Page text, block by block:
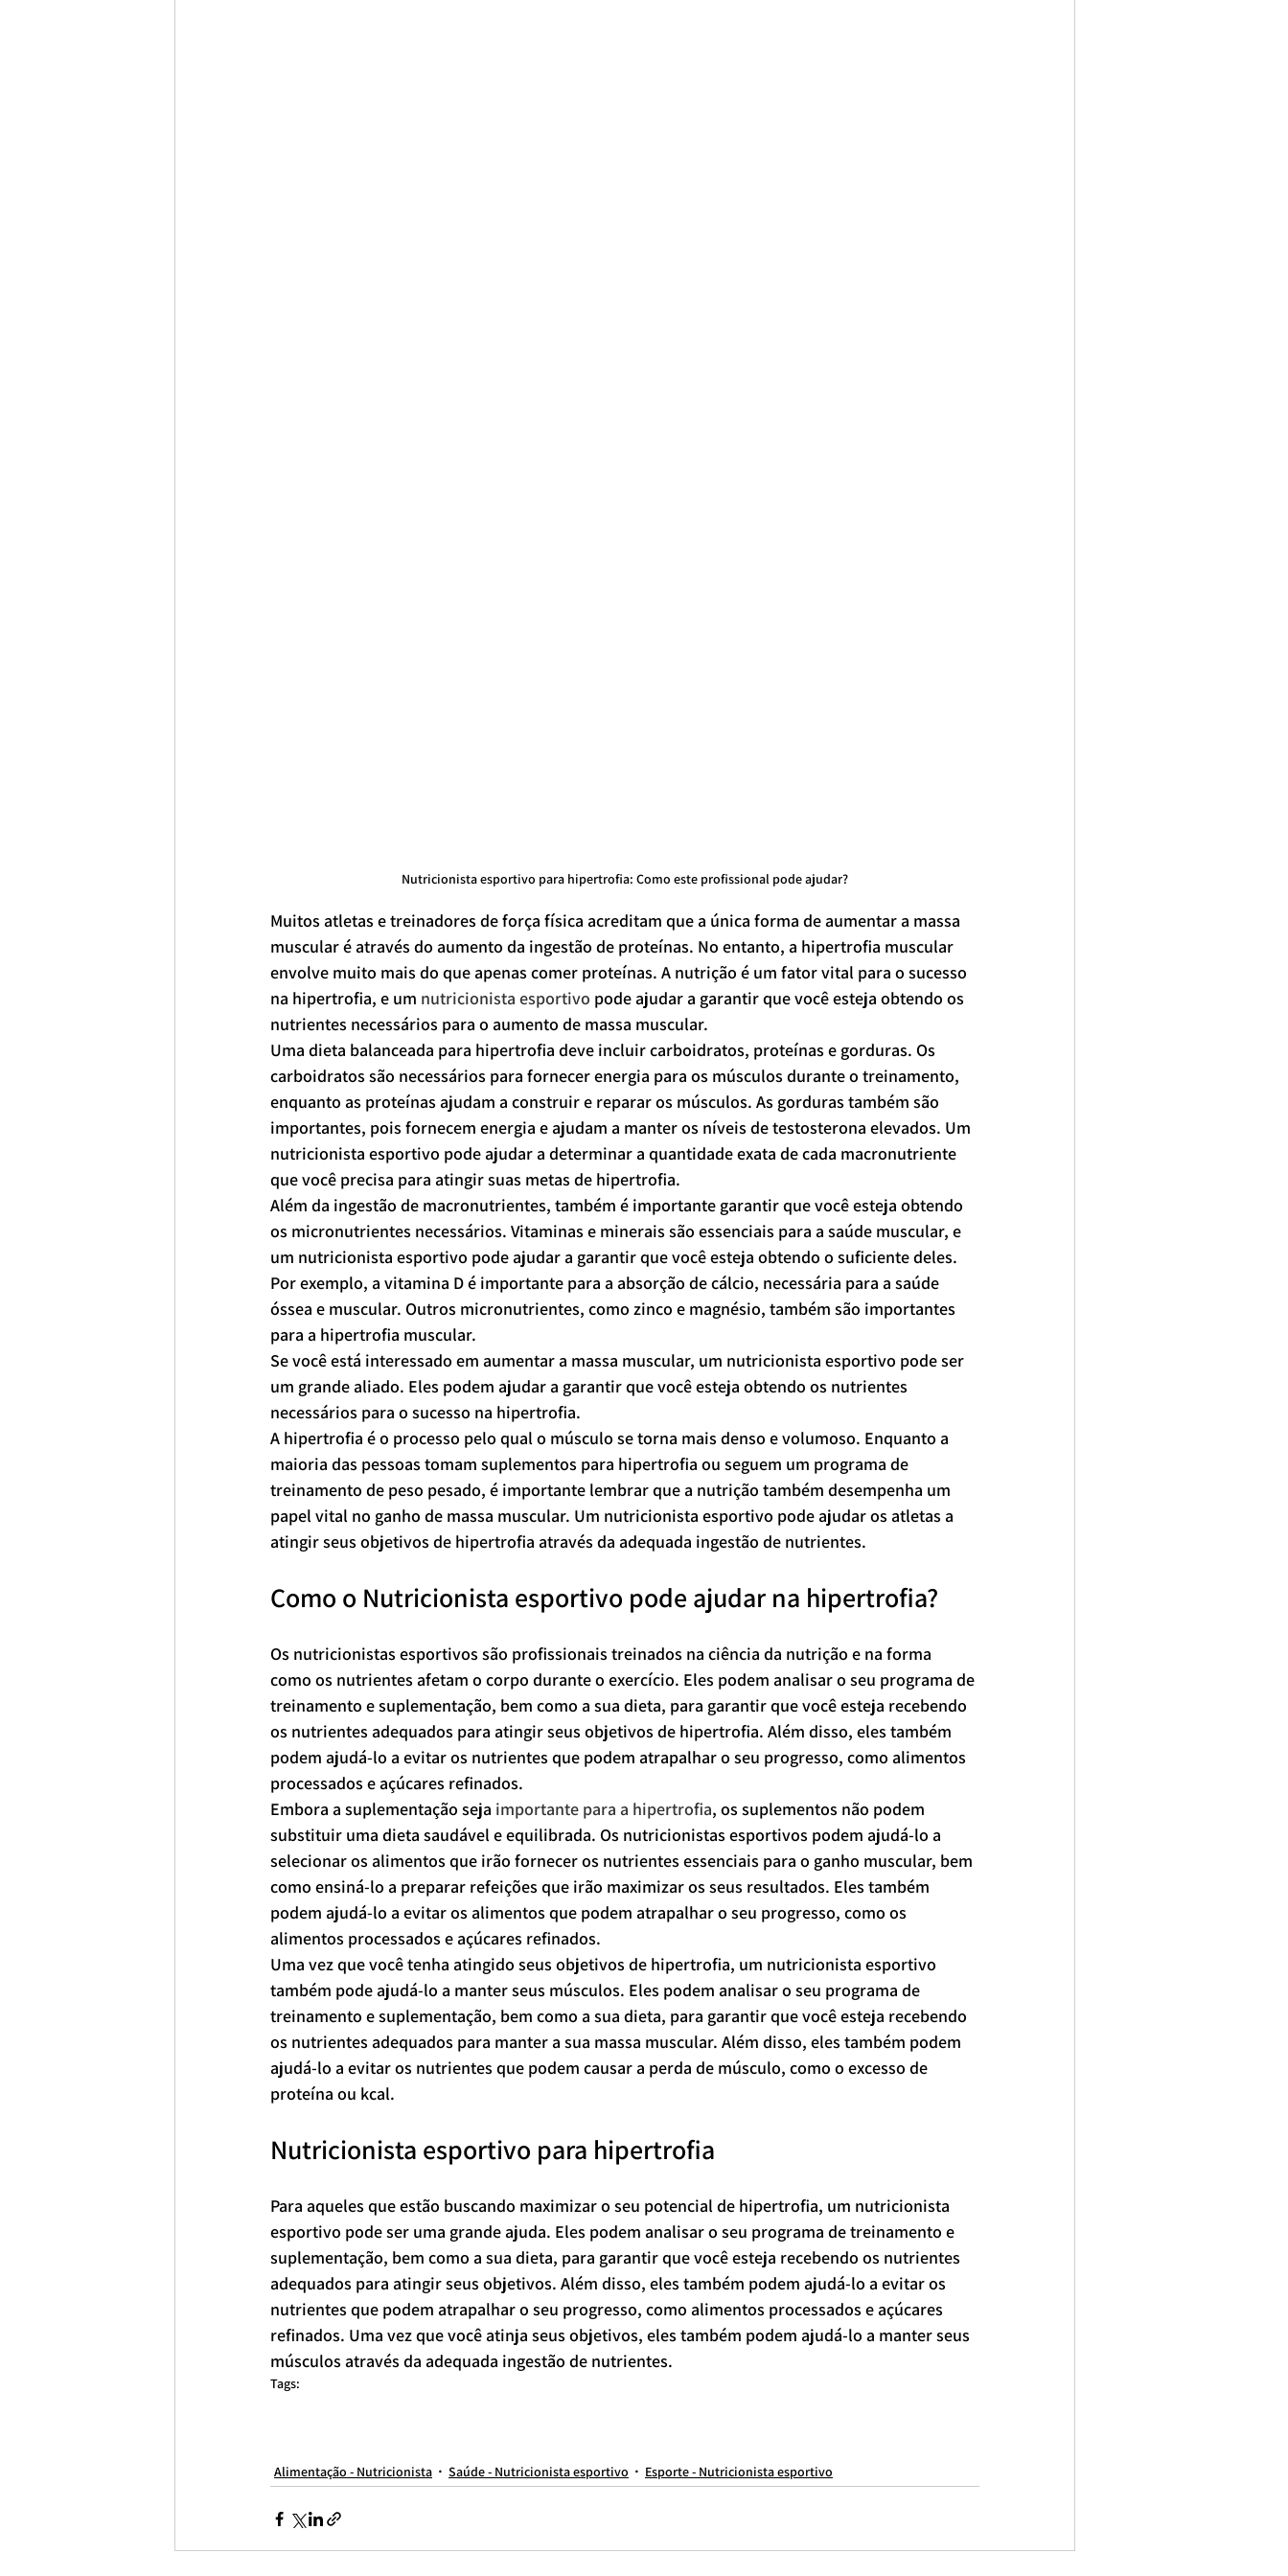
Nutricionista esportivo para hipertrofia: Como este profissional pode ajudar?
Muitos atletas e treinadores de força física acreditam que a única forma de aumentar a massa
muscular é através do aumento da ingestão de proteínas. No entanto, a hipertrofia muscular
envolve muito mais do que apenas comer proteínas. A nutrição é um fator vital para o sucesso
na hipertrofia, e um nutricionista esportivo pode ajudar a garantir que você esteja obtendo os
nutrientes necessários para o aumento de massa muscular.
Uma dieta balanceada para hipertrofia deve incluir carboidratos, proteínas e gorduras. Os
carboidratos são necessários para fornecer energia para os músculos durante o treinamento,
enquanto as proteínas ajudam a construir e reparar os músculos. As gorduras também são
importantes, pois fornecem energia e ajudam a manter os níveis de testosterona elevados. Um
nutricionista esportivo pode ajudar a determinar a quantidade exata de cada macronutriente
que você precisa para atingir suas metas de hipertrofia.
Além da ingestão de macronutrientes, também é importante garantir que você esteja obtendo
os micronutrientes necessários. Vitaminas e minerais são essenciais para a saúde muscular, e
um nutricionista esportivo pode ajudar a garantir que você esteja obtendo o suficiente deles.
Por exemplo, a vitamina D é importante para a absorção de cálcio, necessária para a saúde
óssea e muscular. Outros micronutrientes, como zinco e magnésio, também são importantes
para a hipertrofia muscular.
Se você está interessado em aumentar a massa muscular, um nutricionista esportivo pode ser
um grande aliado. Eles podem ajudar a garantir que você esteja obtendo os nutrientes
necessários para o sucesso na hipertrofia.
A hipertrofia é o processo pelo qual o músculo se torna mais denso e volumoso. Enquanto a
maioria das pessoas tomam suplementos para hipertrofia ou seguem um programa de
treinamento de peso pesado, é importante lembrar que a nutrição também desempenha um
papel vital no ganho de massa muscular. Um nutricionista esportivo pode ajudar os atletas a
atingir seus objetivos de hipertrofia através da adequada ingestão de nutrientes.
Como o Nutricionista esportivo pode ajudar na hipertrofia?
Os nutricionistas esportivos são profissionais treinados na ciência da nutrição e na forma
como os nutrientes afetam o corpo durante o exercício. Eles podem analisar o seu programa de
treinamento e suplementação, bem como a sua dieta, para garantir que você esteja recebendo
os nutrientes adequados para atingir seus objetivos de hipertrofia. Além disso, eles também
podem ajudá-lo a evitar os nutrientes que podem atrapalhar o seu progresso, como alimentos
processados e açúcares refinados.
Embora a suplementação seja importante para a hipertrofia, os suplementos não podem
substituir uma dieta saudável e equilibrada. Os nutricionistas esportivos podem ajudá-lo a
selecionar os alimentos que irão fornecer os nutrientes essenciais para o ganho muscular, bem
como ensiná-lo a preparar refeições que irão maximizar os seus resultados. Eles também
podem ajudá-lo a evitar os alimentos que podem atrapalhar o seu progresso, como os
alimentos processados e açúcares refinados.
Uma vez que você tenha atingido seus objetivos de hipertrofia, um nutricionista esportivo
também pode ajudá-lo a manter seus músculos. Eles podem analisar o seu programa de
treinamento e suplementação, bem como a sua dieta, para garantir que você esteja recebendo
os nutrientes adequados para manter a sua massa muscular. Além disso, eles também podem
ajudá-lo a evitar os nutrientes que podem causar a perda de músculo, como o excesso de
proteína ou kcal.
Nutricionista esportivo para hipertrofia
Para aqueles que estão buscando maximizar o seu potencial de hipertrofia, um nutricionista
esportivo pode ser uma grande ajuda. Eles podem analisar o seu programa de treinamento e
suplementação, bem como a sua dieta, para garantir que você esteja recebendo os nutrientes
adequados para atingir seus objetivos. Além disso, eles também podem ajudá-lo a evitar os
nutrientes que podem atrapalhar o seu progresso, como alimentos processados e açúcares
refinados. Uma vez que você atinja seus objetivos, eles também podem ajudá-lo a manter seus
músculos através da adequada ingestão de nutrientes.
Tags:
Alimentação - Nutricionista Saúde - Nutricionista esportivo Esporte - Nutricionista esportivo